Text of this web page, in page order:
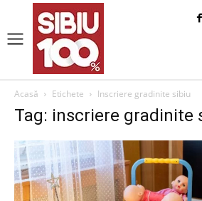
Acasă Etichete Inscriere gradinite sibiu
Tag: inscriere gradinite